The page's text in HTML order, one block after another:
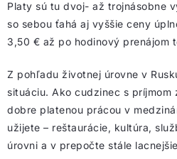
Platy sú tu dvoj- až trojnásobne
so sebou ťahá aj vyššie ceny
3,50 € až po hodinový prenájom
Z pohľadu životnej úrovne v
situáciu. Ako cudzinec s príjmom
dobre platenou prácou v
užijete – reštaurácie, kultúra,
úrovni a v prepočte stále